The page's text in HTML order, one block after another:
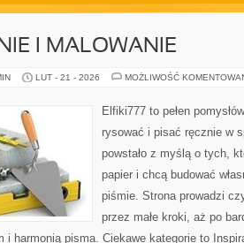
I MALOWANIE
LUT - 21 - 2026 MOŻLIWOŚĆ
Elfiki777 to pełen
rysować i pisać ręcznie w
powstało z myślą o tych,
papier i chcą budować
piśmie. Strona prowadzi
przez małe kroki, aż po
i harmonią pisma. Ciekawe kategorie to